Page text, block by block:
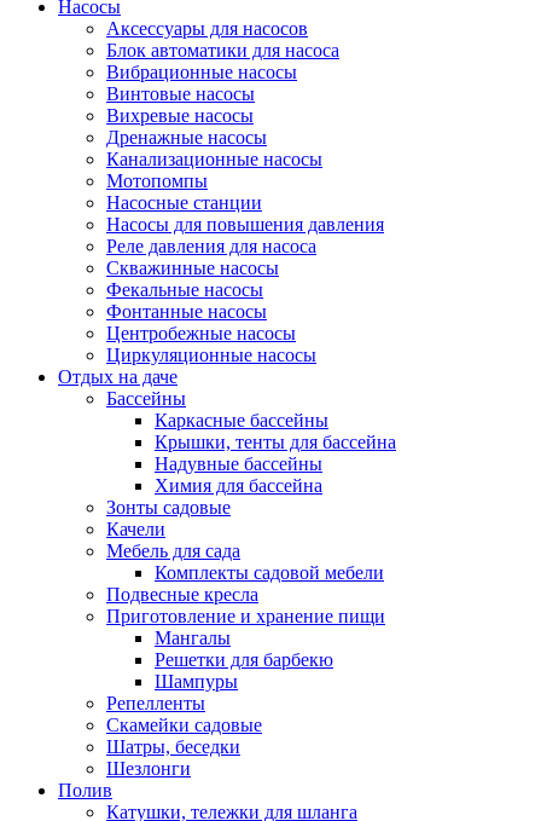
Насосы
Аксессуары для насосов
Блок автоматики для насоса
Вибрационные насосы
Винтовые насосы
Вихревые насосы
Дренажные насосы
Канализационные насосы
Мотопомпы
Насосные станции
Насосы для повышения давления
Реле давления для насоса
Скважинные насосы
Фекальные насосы
Фонтанные насосы
Центробежные насосы
Циркуляционные насосы
Отдых на даче
Бассейны
Каркасные бассейны
Крышки, тенты для бассейна
Надувные бассейны
Химия для бассейна
Зонты садовые
Качели
Мебель для сада
Комплекты садовой мебели
Подвесные кресла
Приготовление и хранение пищи
Мангалы
Решетки для барбекю
Шампуры
Репелленты
Скамейки садовые
Шатры, беседки
Шезлонги
Полив
Катушки, тележки для шланга